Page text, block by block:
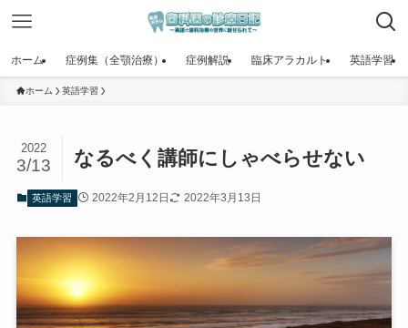
ホーム 症例集（全顎治療） 症例解説 臨床アラカルト 英語学習
ホーム 英語学習
なるべく講師にしゃべらせない
2022
3/13
英語学習 2022年2月12日 2022年3月13日